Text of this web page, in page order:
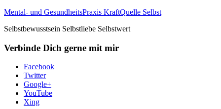
Mental- und GesundheitsPraxis KraftQuelle Selbst
Selbstbewusstsein Selbstliebe Selbstwert
Verbinde Dich gerne mit mir
Facebook
Twitter
Google+
YouTube
Xing